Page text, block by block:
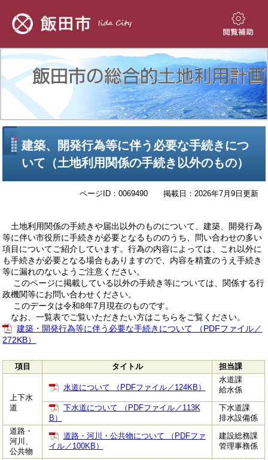
先
で
す。
を
ば
本
閲
補
助
建築、開発行為等に伴う必要な手続きにつ
いて（土地利用関係の手続き以外のもの）
ページID：0069490 掲載日：2026年7月9日更新
土地利用関係の手続きや届出以外のものについて、建築、開発行為
等に伴い市役所に手続きが必要となるもののうち、問い合わせの多い
項目についてご紹介しています。行為の内容によっては、これ以外に
も手続きが必要となる場合もありますので、内容を精査のうえ手続き
等に漏れのないようご注意ください。
このページに掲載している以外の手続き等については、関係する行
政機関等にお問い合わせください。
このデータは令和8年7月現在のものです。
なお、一覧表でご覧いただきたい方はこちらをご覧ください。
建築・開発行為等に伴う必要な手続きについて （PDFファイル／
272KB）
項目 タイトル 担当課
上下水
道
水道について （PDFファイル／124KB）
水道課
給水係
下水道について （PDFファイル／113K
B）
下水道課
排水設備係
道路・
河川、
公共物
道路・河川・公共物について （PDFファ
イル／100KB）
建設総務課
管理事務係